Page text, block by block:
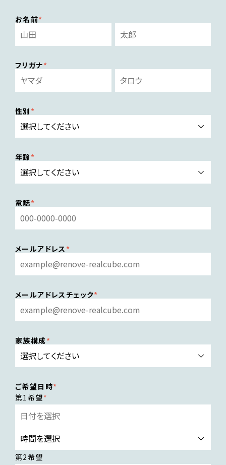
お名前
フリガナ
性別
年齢
電話
メールアドレス
メールアドレスチェック
家族構成
ご希望日時
第1希望
第2希望